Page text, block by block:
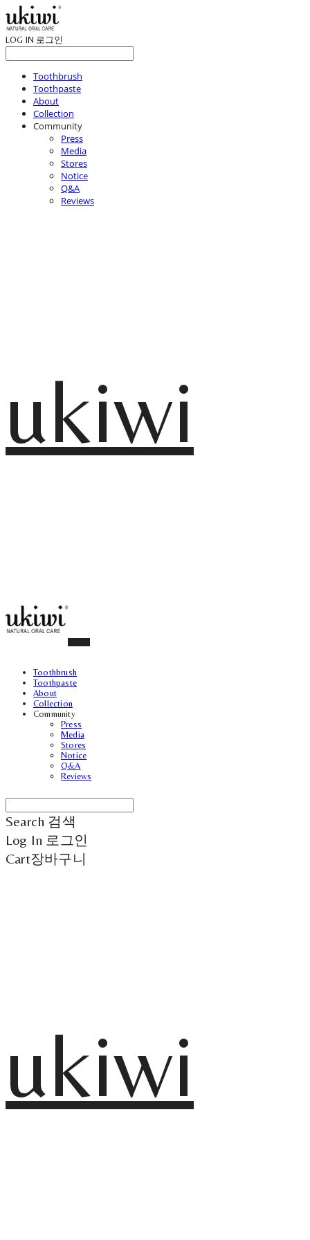
LOG IN 로그인
Toothbrush
Toothpaste
About
Collection
Community
Press
Media
Stores
Notice
Q&A
Reviews
ukiwi
Toothbrush
Toothpaste
About
Collection
Community
Press
Media
Stores
Notice
Q&A
Reviews
Search 검색
Log In 로그인
Cart장바구니
ukiwi